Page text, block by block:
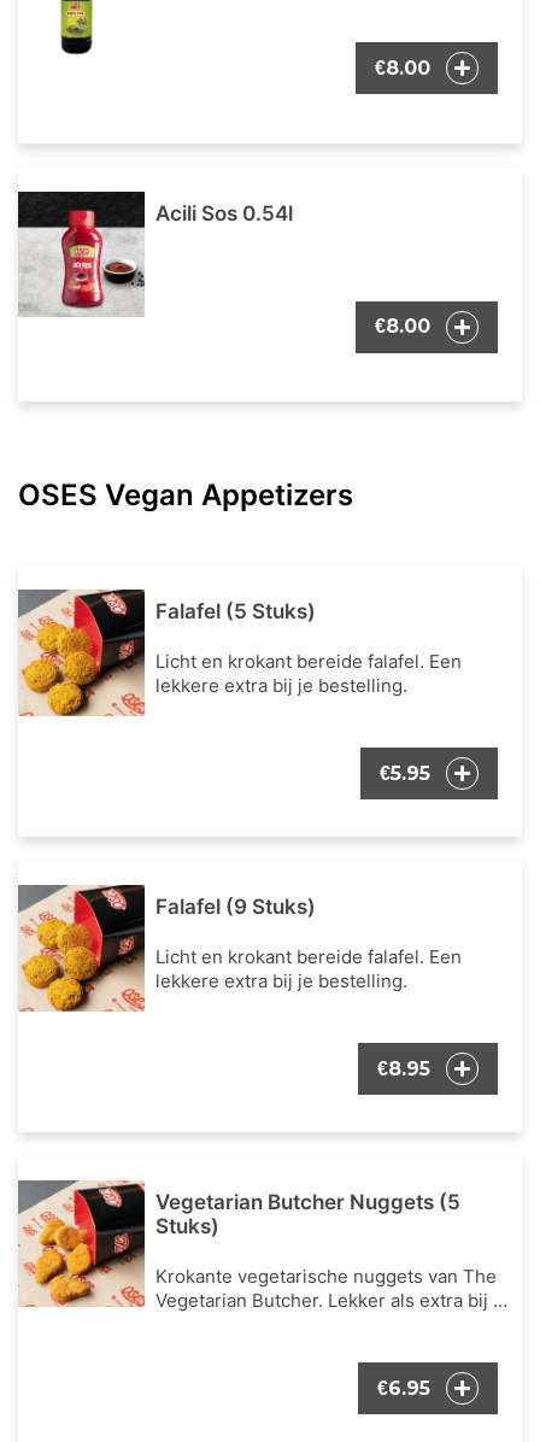
€8.00
Acili Sos 0.54l
€8.00
OSES Vegan Appetizers
Falafel (5 Stuks)
Licht en krokant bereide falafel. Een
lekkere extra bij je bestelling.
€5.95
Falafel (9 Stuks)
Licht en krokant bereide falafel. Een
lekkere extra bij je bestelling.
€8.95
Vegetarian Butcher Nuggets (5
Stuks)
Krokante vegetarische nuggets van The
Vegetarian Butcher. Lekker als extra bij je
€6.95